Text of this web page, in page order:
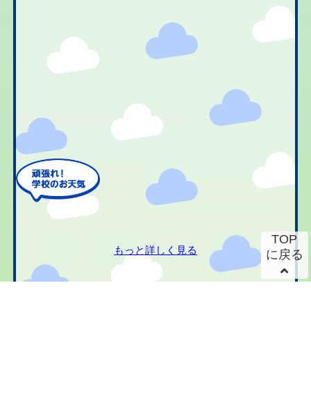
もっと詳しく見る
TOP
に戻る